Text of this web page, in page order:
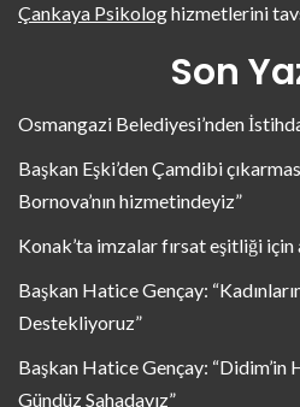
Çankaya Psikologhizmetlerini
Son
Osmangazi Belediyesi’nden
Başkan Eşki’den Çamdibi
Bornova’nın hizmetindeyiz”
Konak’ta imzalar fırsat eşitliği için
Başkan Hatice Gençay:
Destekliyoruz”
Başkan Hatice Gençay: “Didim’in
Gündüz Sahadayız”